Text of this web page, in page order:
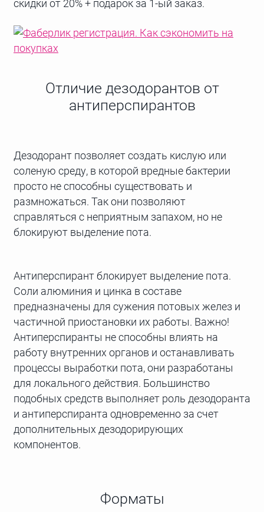
скидки от 20% + подарок за 1-ый заказ.
Отличие дезодорантов от
антиперспирантов
Дезодорант позволяет создать кислую или
соленую среду, в которой вредные бактерии
просто не способны существовать и
размножаться. Так они позволяют
справляться с неприятным запахом, но не
блокируют выделение пота.
Антиперспирант блокирует выделение пота.
Соли алюминия и цинка в составе
предназначены для сужения потовых желез и
частичной приостановки их работы. Важно!
Антиперспиранты не способны влиять на
работу внутренних органов и останавливать
процессы выработки пота, они разработаны
для локального действия. Большинство
подобных средств выполняет роль дезодоранта
и антиперспиранта одновременно за счет
дополнительных дезодорирующих
компонентов.
Форматы